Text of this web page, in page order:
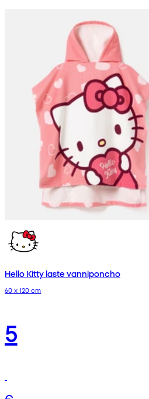
Hello Kitty laste vanniponcho
60 x 120 cm
5